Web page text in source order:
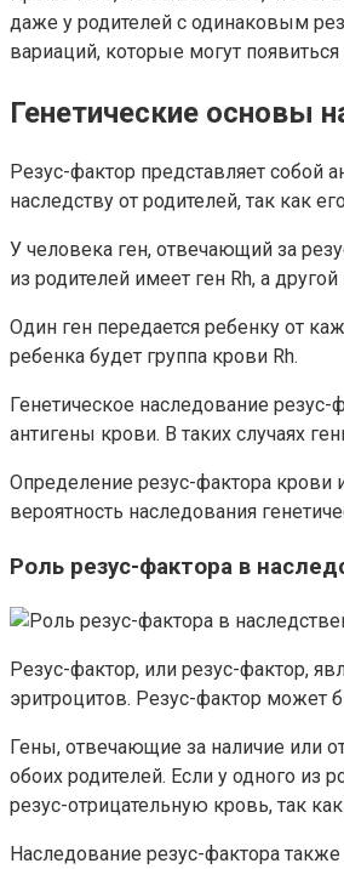
даже у родителей с одинаковым
вариаций, которые могут
Генетические основы
Резус-фактор представляет собой
наследству от родителей, так как
У человека ген, отвечающий за
из родителей имеет ген Rh, а
Один ген передается ребенку от
ребенка будет группа крови Rh.
Генетическое наследование
антигены крови. В таких случаях
Определение резус-фактора крови
вероятность наследования
Роль резус-фактора в
Резус-фактор, или резус-фактор,
эритроцитов. Резус-фактор может
Гены, отвечающие за наличие или
обоих родителей. Если у одного из
резус-отрицательную кровь, так
Наследование резус-фактора